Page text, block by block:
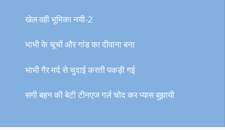
खेल वही भूमिका नयी-2
भाभी के चूचों और गांड का दीवाना बना
भाभी गैर मर्द से चुदाई करती पकड़ी गई
सगी बहन की बेटी टीनएज गर्ल चोद कर प्यास बुझायी